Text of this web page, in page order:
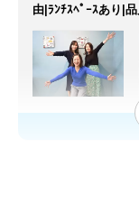
由|ﾗﾝﾁｽﾍﾟｰｽあり|